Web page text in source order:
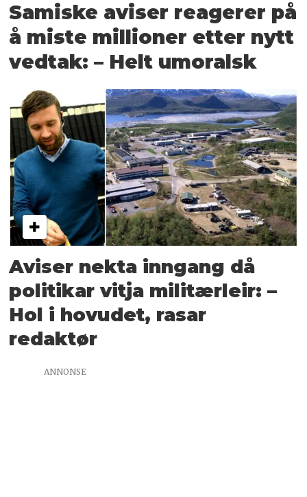
Samiske aviser reagerer på
å miste millioner etter nytt
vedtak: – Helt umoralsk
Aviser nekta inngang då
politikar vitja militærleir: –
Hol i hovudet, rasar
redaktør
ANNONSE